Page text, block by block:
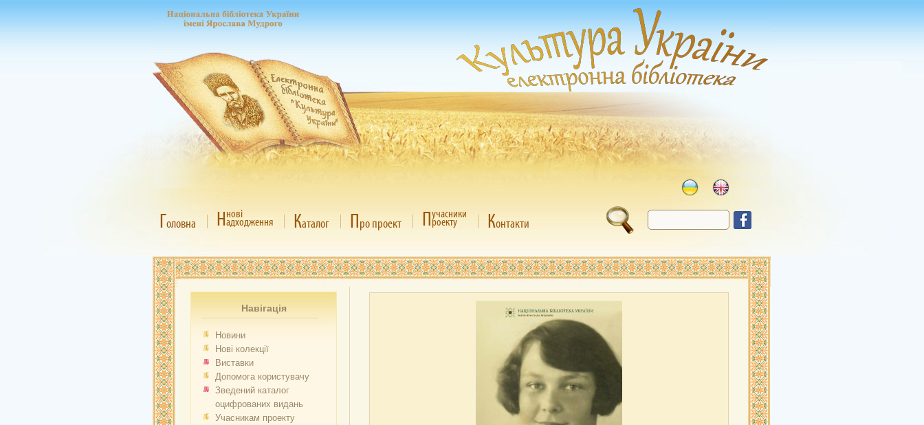
Головна Ннові
адходження Каталог Про проект Пучасники
роекту Контакти
Навігація
Новини
Нові колекції
Виставки
Допомога користувачу
Зведений каталог
оцифрованих видань
Учасникам проекту